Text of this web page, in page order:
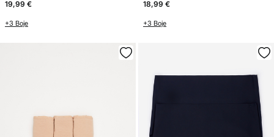
19,99 €
+3 Boje
18,99 €
+3 Boje